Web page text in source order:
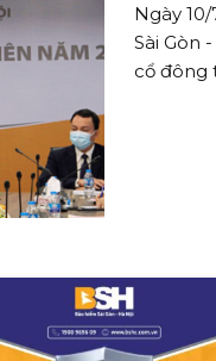
Ngày
Sài Gòn
cổ đông